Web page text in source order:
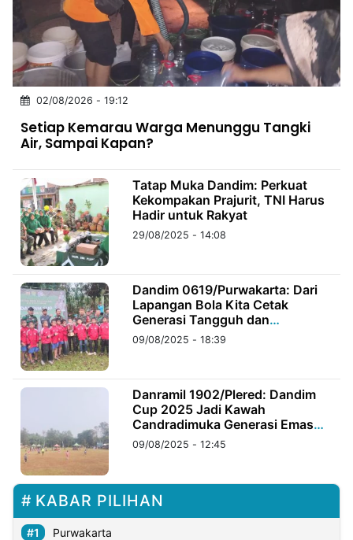
INDONESIA
Partner
NTB
Time
IDN
Jogja
Rakyat
News
Notice
Baru
Follow
Kabarbaru
Kabarbaru
Media
Holding
02/08/2026 - 19:12
Setiap Kemarau Warga Menunggu Tangki
Air, Sampai Kapan?
Tatap Muka Dandim: Perkuat
Kekompakan Prajurit, TNI Harus
Hadir untuk Rakyat
29/08/2025 - 14:08
Dandim 0619/Purwakarta: Dari
Lapangan Bola Kita Cetak
Generasi Tangguh dan
Berprestasi
09/08/2025 - 18:39
Danramil 1902/Plered: Dandim
Cup 2025 Jadi Kawah
Candradimuka Generasi Emas
Sepak Bola
09/08/2025 - 12:45
KABAR PILIHAN
Purwakarta